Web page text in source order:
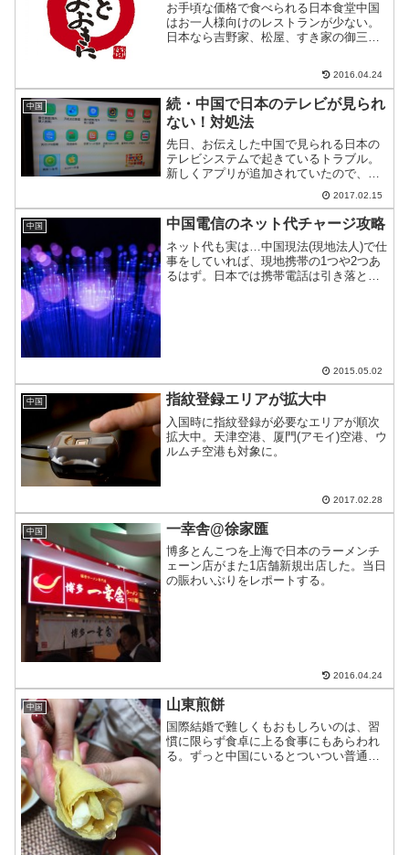
お手頃な価格で食べられる日本食堂中国
はお一人様向けのレストランが少ない。
日本なら吉野家、松屋、すき家の御三家
は、上海に単身赴任や出張来る人にとて
も便利な存在なのでご紹介...
2016.04.24
中国
続・中国で日本のテレビが見られ
ない！対処法
先日、お伝えした中国で見られる日本の
テレビシステムで起きているトラブル。
新しくアプリが追加されていたので、取
2017.02.15
中国 中国電信のネット代チャージ攻略
ネット代も実は…中国現法(現地法人)で仕
事をしていれば、現地携帯の1つや2つあ
るはず。日本では携帯電話は引き落とし
2015.05.02
中国 指紋登録エリアが拡大中
入国時に指紋登録が必要なエリアが順次
拡大中。天津空港、厦門(アモイ)空港、ウ
ルムチ空港も対象に。
2017.02.28
中国 一幸舎@徐家匯
博多とんこつを上海で日本のラーメンチ
ェーン店がまた1店舗新規出店した。当日
の賑わいぶりをレポートする。
2016.04.24
中国 山東煎餅
国際結婚で難しくもおもしろいのは、習
慣に限らず食卓に上る食事にもあらわれ
る。ずっと中国にいるとついつい普通に